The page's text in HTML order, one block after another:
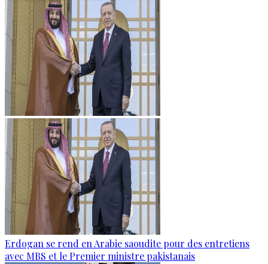
Erdogan se rend en Arabie saoudite pour des entretiens
avec MBS et le Premier ministre pakistanais